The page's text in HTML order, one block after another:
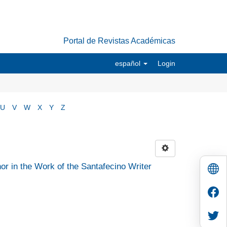
Portal de Revistas Académicas
español Login
U V W X Y Z
in the Work of the Santafecino Writer